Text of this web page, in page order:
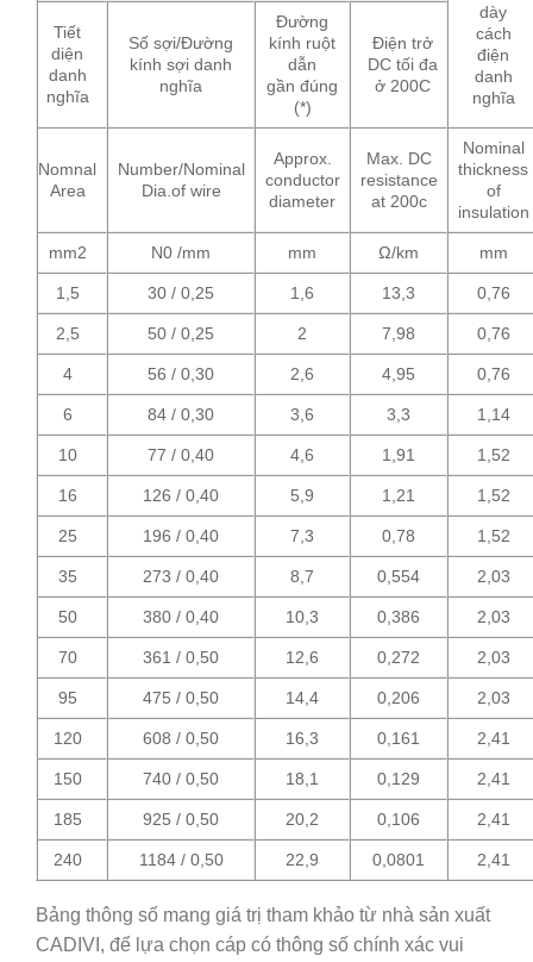
dày
cách
điện
danh
nghĩa
Tiết
diện
danh
nghĩa
Số sợi/Đường
kính sợi danh
nghĩa
Đường
kính ruột
dẫn
gần đúng
(*)
Điện trở
DC tối đa
ở 200C
Nomnal
Area
Number/Nominal
Dia.of wire
Approx.
conductor
diameter
Max. DC
resistance
at 200c
Nominal
thickness
of
insulation
mm2 N0 /mm mm Ω/km mm
1,5 30 / 0,25 1,6 13,3 0,76
2,5 50 / 0,25 2 7,98 0,76
4 56 / 0,30 2,6 4,95 0,76
6 84 / 0,30 3,6 3,3 1,14
10 77 / 0,40 4,6 1,91 1,52
16 126 / 0,40 5,9 1,21 1,52
25 196 / 0,40 7,3 0,78 1,52
35 273 / 0,40 8,7 0,554 2,03
50 380 / 0,40 10,3 0,386 2,03
70 361 / 0,50 12,6 0,272 2,03
95 475 / 0,50 14,4 0,206 2,03
120 608 / 0,50 16,3 0,161 2,41
150 740 / 0,50 18,1 0,129 2,41
185 925 / 0,50 20,2 0,106 2,41
240 1184 / 0,50 22,9 0,0801 2,41
Bảng thông số mang giá trị tham khảo từ nhà sản xuất
CADIVI, để lựa chọn cáp có thông số chính xác vui